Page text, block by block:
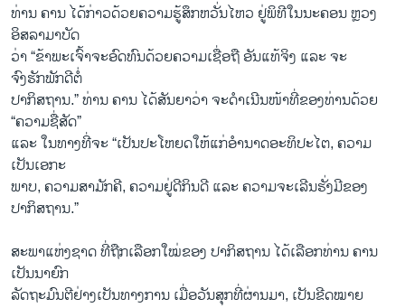
ທ່ານ ຄານ ໄດ້ກ່າວດ້ວຍຄວາມຮູ້ສຶກຫວັ່ນໄຫວ ຢູ່ພິທີໃນນະຄອນ ຫຼວງ
ອິສລາມາບັດ
ວ່າ “ຂ້າພະເຈົ້າຈະອົດທົນດ້ວຍຄວາມເຊື່ອຖື ອັນແທ້ຈິງ ແລະ ຈະ
ຈົງຮັກພັກດີຕໍ່
ປາກິສຖານ.” ທ່ານ ຄານ ໄດ້ສັນຍາວ່າ ຈະດຳເນີນໜ້າທີ່ຂອງທ່ານດ້ວຍ
“ຄວາມຊື່ສັດ”
ແລະ ໃນທາງທີ່ຈະ “ເປັນປະໂຫຍດໃຫ້ແກ່ອຳນາດອະທິປະໄຕ, ຄວາມ
ເປັນເອກະ
ພາບ, ຄວາມສາມັກຄີ, ຄວາມຢູ່ດີກິນດີ ແລະ ຄວາມຈະເລີນຮັ່ງມີຂອງ
ປາກິສຖານ.”
ສະພາແຫ່ງຊາດ ທີ່ຖືກເລືອກໃໝ່ຂອງ ປາກິສຖານ ໄດ້ເລືອກທ່ານ ຄານ
ເປັນນາຍົກ
ລັດຖະມົນຕີຢ່າງເປັນທາງການ ເມື່ອວັນສຸກທີ່ຜ່ານມາ, ເປັນຂີດໝາຍ